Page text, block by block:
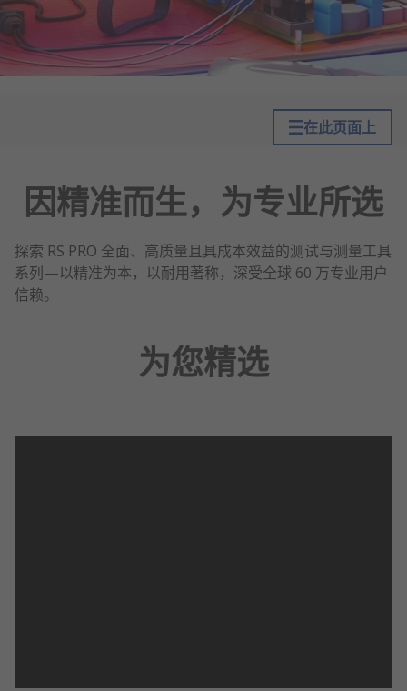
在此页面上
因精准而生，为专业所选
探索 RS PRO 全面、高质量且具成本效益的测试与测量工具
系列—以精准为本，以耐用著称，深受全球 60 万专业用户
信赖。
为您精选